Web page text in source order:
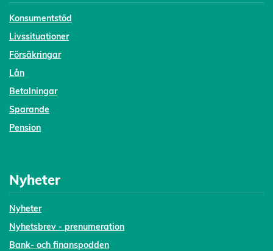
Konsumentstöd
Livssituationer
Försäkringar
Lån
Betalningar
Sparande
Pension
Nyheter
Nyheter
Nyhetsbrev - prenumeration
Bank- och finanspodden